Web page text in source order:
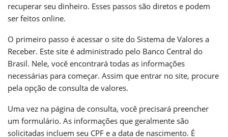
recuperar seu dinheiro. Esses passos são diretos e podem
ser feitos online.
O primeiro passo é acessar o site do Sistema de Valores a
Receber. Este site é administrado pelo Banco Central do
Brasil. Nele, você encontrará todas as informações
necessárias para começar. Assim que entrar no site, procure
pela opção de consulta de valores.
Uma vez na página de consulta, você precisará preencher
um formulário. As informações que geralmente são
solicitadas incluem seu CPF e a data de nascimento. É